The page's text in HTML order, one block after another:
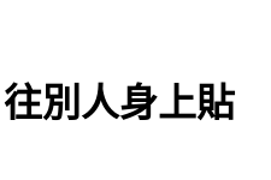
別人身上貼